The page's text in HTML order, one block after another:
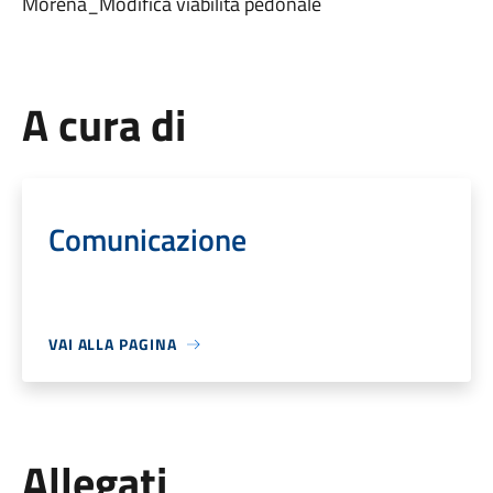
A cura di
Comunicazione
VAI ALLA PAGINA